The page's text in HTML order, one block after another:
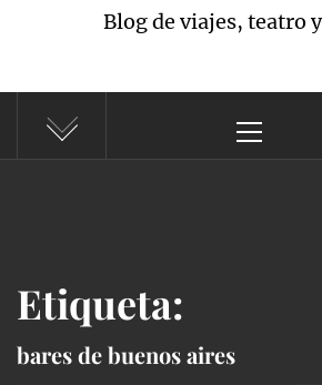
Blog de viajes, teatro
principal
Etiqueta:
bares de buenos aires